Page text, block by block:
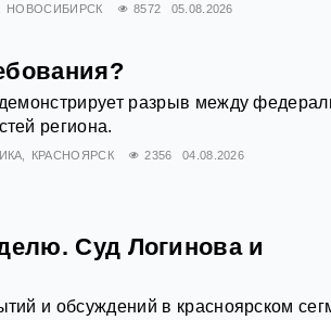
НОВОСИБИРСК 8572 05.08.2026
разрыв между
региона.
КРАСНОЯРСК 2356 04.08.2026
Суд Логинова и
и обсуждений в красноярском